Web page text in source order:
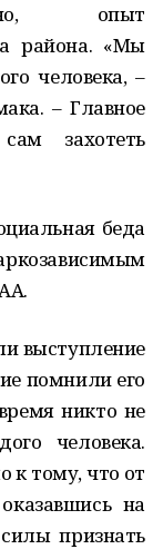
опыт
района. «Мы
человека, –
– Главное
захотеть
беда
выступление
помнили его
никто не
человека.
к тому, что от
на
признать